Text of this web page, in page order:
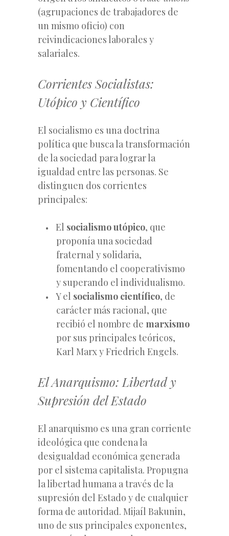
(agrupaciones de trabajadores de
un mismo oficio) con
reivindicaciones laborales y
salariales.
Corrientes Socialistas:
Utópico y Científico
El socialismo es una doctrina
política que busca la transformación
de la sociedad para lograr la
igualdad entre las personas. Se
distinguen dos corrientes
principales:
El socialismo utópico, que
proponía una sociedad
fraternal y solidaria,
fomentando el cooperativismo
y superando el individualismo.
Y el socialismo científico, de
carácter más racional, que
recibió el nombre de marxismo
por sus principales teóricos,
Karl Marx y Friedrich Engels.
El Anarquismo: Libertad y
Supresión del Estado
El anarquismo es una gran corriente
ideológica que condena la
desigualdad económica generada
por el sistema capitalista. Propugna
la libertad humana a través de la
supresión del Estado y de cualquier
forma de autoridad. Mijaíl Bakunin,
uno de sus principales exponentes,